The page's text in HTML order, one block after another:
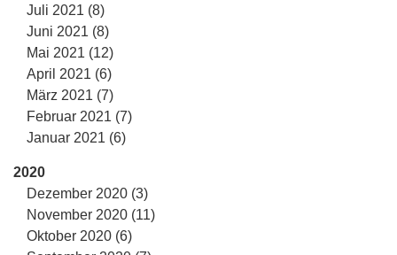
Juli 2021 (8)
Juni 2021 (8)
Mai 2021 (12)
April 2021 (6)
März 2021 (7)
Februar 2021 (7)
Januar 2021 (6)
2020
Dezember 2020 (3)
November 2020 (11)
Oktober 2020 (6)